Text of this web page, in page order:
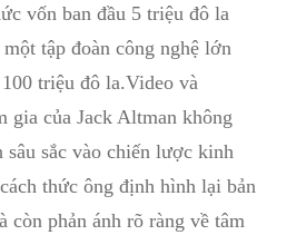
​vốn⁣ ban đầu 5 triệu đô la
tập‌ đoàn công nghệ lớn
triệu đô la.Video ​và
gia của Jack Altman không
‌sắc vào chiến lược kinh​
thức⁣ ông định hình‍ lại bản
còn phản⁢ ánh rõ‌ ràng về tâm